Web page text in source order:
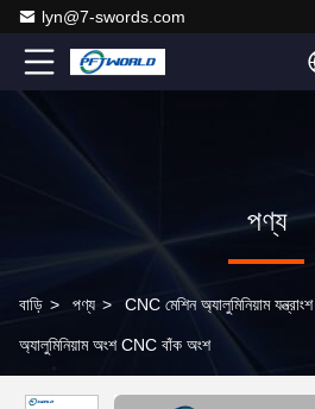
lyn@7-swords.com
পণ্য
বাড়ি > পণ্য > CNC মেশিন অ্যালুমিনিয়াম যন্ত্রাংশ
অ্যালুমিনিয়াম অংশ CNC বাঁক অংশ